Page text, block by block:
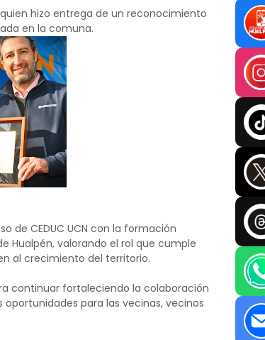
hizo entrega de un reconocimiento
en la comuna.
de CEDUC UCN con la formación
Hualpén, valorando el rol que cumple
al crecimiento del territorio.
continuar fortaleciendo la colaboración
para las vecinas, vecinos